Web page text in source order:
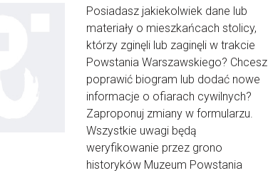
Posiadasz jakiekolwiek dane lub
materiały o mieszkańcach stolicy,
którzy zginęli lub zaginęli w trakcie
Powstania Warszawskiego? Chcesz
poprawić biogram lub dodać nowe
informacje o ofiarach cywilnych?
Zaproponuj zmiany w formularzu.
Wszystkie uwagi będą
weryfikowanie przez grono
historyków Muzeum Powstania